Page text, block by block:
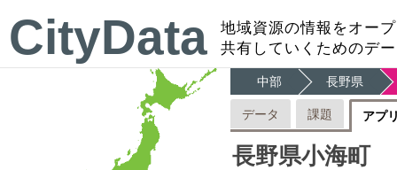
CityData
地域資源の情報をオー
共有していくためのデ
中部 長野県
データ 課題 アプ
長野県小海町